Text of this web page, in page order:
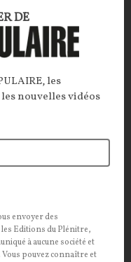
30/06/2026
à Versailles,
DE
les
nouvelles vidéos
envoyer des
Editions du Plénitre,
à aucune société et
pouvez connaître et